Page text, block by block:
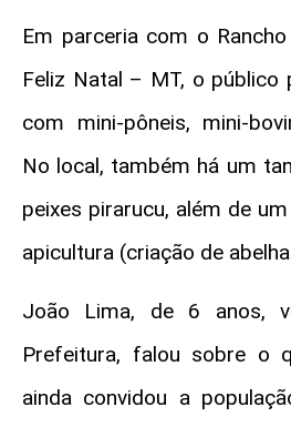
Em parceria com o
Feliz Natal – MT, o público
com mini-pôneis, mini-
No local, também há um
peixes pirarucu, além de
apicultura (criação de
João Lima, de 6 anos,
Prefeitura, falou sobre o
ainda convidou a